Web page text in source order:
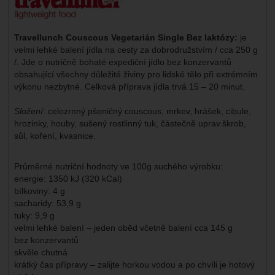
Travellunch Couscous Vegetarián Single Bez laktózy: je
velmi lehké balení jídla na cesty za dobrodružstvím / cca 250 g
/. Jde o nutričně bohaté expediční jídlo bez konzervantů
obsahující všechny důležité živiny pro lidské tělo při extrémním
výkonu nezbytné. Celková příprava jídla trvá 15 – 20 minut.
Složení: celozrnný pšeničný couscous, mrkev, hrášek, cibule,
hrozinky, houby, sušený rostlinný tuk, částečně uprav.škrob,
sůl, koření, kvasnice.
Průměrné nutriční hodnoty ve 100g suchého výrobku:
energie: 1350 kJ (320 kCal)
bílkoviny: 4 g
sacharidy: 53,9 g
tuky: 9,9 g
velmi lehké balení – jeden oběd včetně balení cca 145 g
bez konzervantů
skvěle chutná
krátký čas přípravy – zalijte horkou vodou a po chvíli je hotový